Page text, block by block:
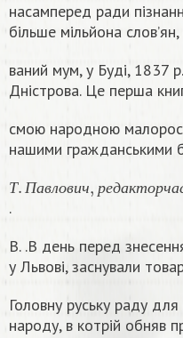
насамперед ради
більше мільйона
ваний мум, у Будi, 1837
Дністрова. Це перша
смою народною
нашими гражданськими
Т Павл ов и ч р е д а кт о р ч а
Т Па д
.
В. .В день перед
у Львові, заснували
Головну руську раду
народу, в котрій обняв